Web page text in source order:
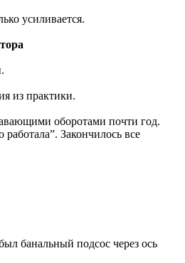
усиливается.
из практики.
оборотами почти год.
Закончилось все
банальный подсос через ось